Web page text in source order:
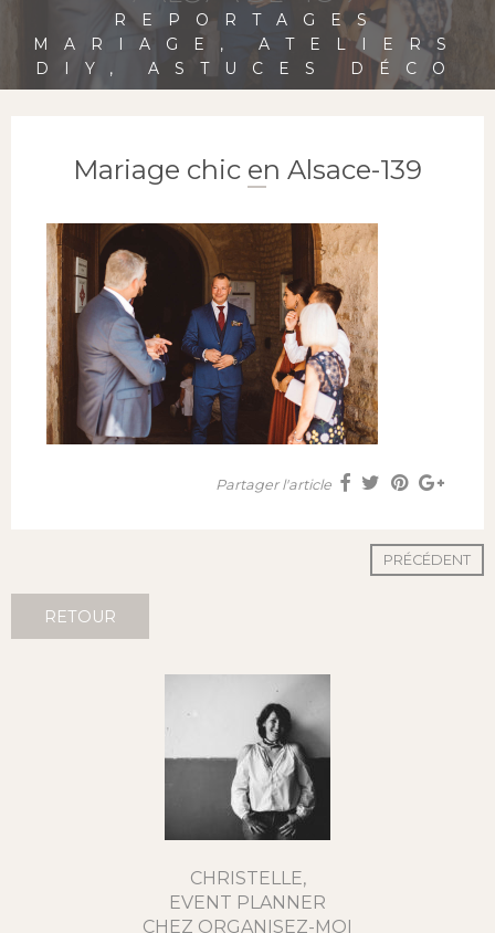
REPORTAGES
MARIAGE, ATELIERS
DIY, ASTUCES DÉCO
Mariage chic en Alsace-139
Partager l'article
PRÉCÉDENT
RETOUR
CHRISTELLE,
EVENT PLANNER
CHEZ ORGANISEZ-MOI